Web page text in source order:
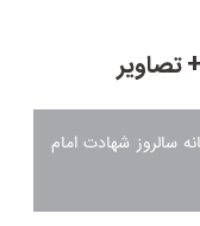
سالروز شهادت امام